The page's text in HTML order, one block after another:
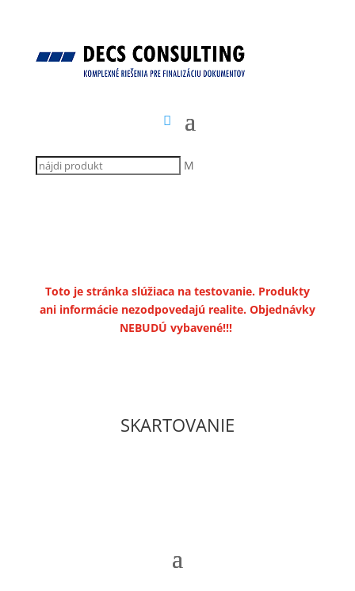
M
Toto je stránka slúžiaca na testovanie. Produkty
ani informácie nezodpovedajú realite. Objednávky
NEBUDÚ vybavené!!!
SKARTOVANIE